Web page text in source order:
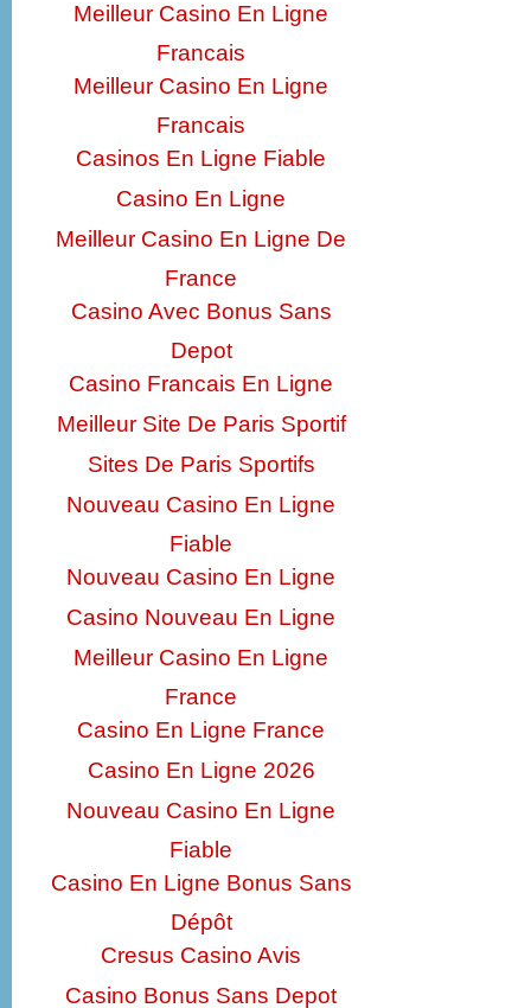
Meilleur Casino En Ligne
Francais
Meilleur Casino En Ligne
Francais
Casinos En Ligne Fiable
Casino En Ligne
Meilleur Casino En Ligne De
France
Casino Avec Bonus Sans
Depot
Casino Francais En Ligne
Meilleur Site De Paris Sportif
Sites De Paris Sportifs
Nouveau Casino En Ligne
Fiable
Nouveau Casino En Ligne
Casino Nouveau En Ligne
Meilleur Casino En Ligne
France
Casino En Ligne France
Casino En Ligne 2026
Nouveau Casino En Ligne
Fiable
Casino En Ligne Bonus Sans
Dépôt
Cresus Casino Avis
Casino Bonus Sans Depot